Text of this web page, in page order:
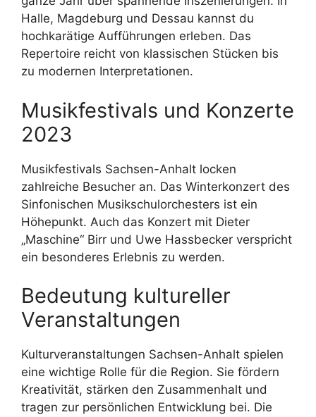
Halle, Magdeburg und Dessau kannst du
hochkarätige Aufführungen erleben. Das
Repertoire reicht von klassischen Stücken bis
zu modernen Interpretationen.
Musikfestivals und Konzerte
2023
Musikfestivals Sachsen-Anhalt locken
zahlreiche Besucher an. Das Winterkonzert des
Sinfonischen Musikschulorchesters ist ein
Höhepunkt. Auch das Konzert mit Dieter
„Maschine“ Birr und Uwe Hassbecker verspricht
ein besonderes Erlebnis zu werden.
Bedeutung kultureller
Veranstaltungen
Kulturveranstaltungen Sachsen-Anhalt spielen
eine wichtige Rolle für die Region. Sie fördern
Kreativität, stärken den Zusammenhalt und
tragen zur persönlichen Entwicklung bei. Die